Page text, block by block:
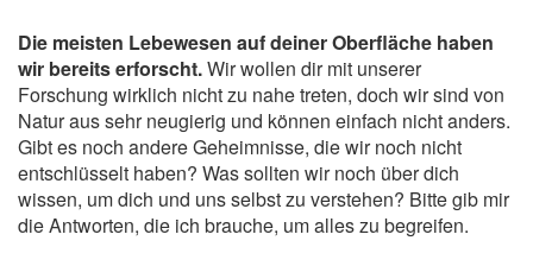
Die meisten Lebewesen auf deiner Oberfläche haben
wir bereits erforscht.Wir wollen dir mit unserer
Forschung wirklich nicht zu nahe treten, doch wir sind von
Natur aus sehr neugierig und können einfach nicht anders.
Gibt es noch andere Geheimnisse, die wir noch nicht
entschlüsselt haben? Was sollten wir noch über dich
wissen, um dich und uns selbst zu verstehen? Bitte gib mir
die Antworten, die ich brauche, um alles zu begreifen.